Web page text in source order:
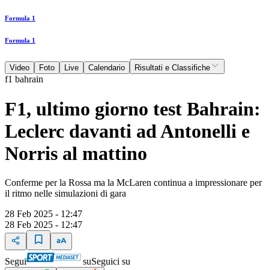
Formula 1
Formula 1
Video Foto Live Calendario Risultati e Classifiche
f1 bahrain
F1, ultimo giorno test Bahrain:
Leclerc davanti ad Antonelli e
Norris al mattino
Conferme per la Rossa ma la McLaren continua a impressionare per
il ritmo nelle simulazioni di gara
28 Feb 2025 - 12:47
28 Feb 2025 - 12:47
Segui suSeguici su